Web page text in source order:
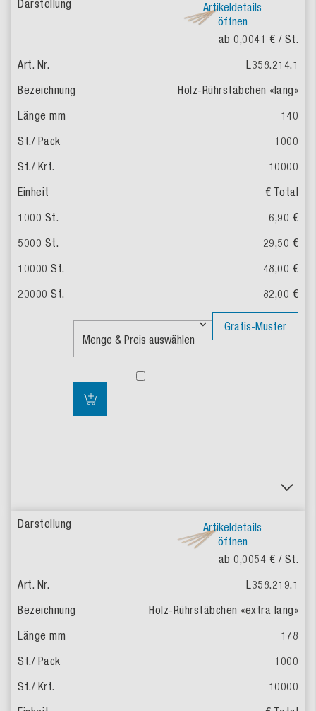
Artikeldetails
öffnen
ab 0,0041 € / St.
L358.214.1
Holz-Rührstäbchen «lang»
140
1000
10000
€ Total
6,90 €
29,50 €
48,00 €
82,00 €
Gratis-Muster
Artikeldetails
öffnen
ab 0,0054 € / St.
L358.219.1
Holz-Rührstäbchen «extra lang»
178
1000
10000